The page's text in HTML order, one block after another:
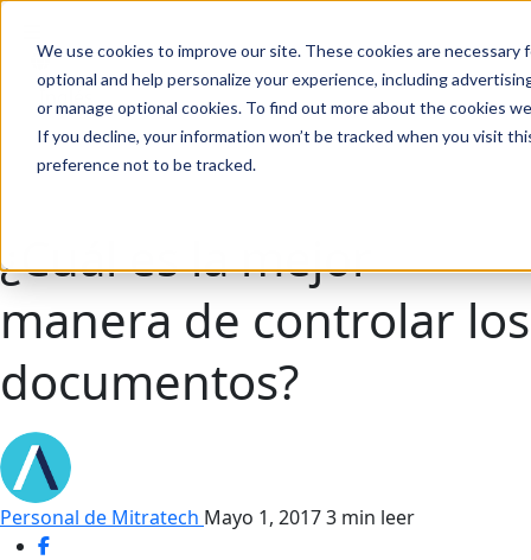
We use cookies to improve our site. These cookies are
optional and help personalize your experience, including
or manage optional cookies. To find out more about the cookies
If you decline, your information won’t be tracked when you visit
preference not to be tracked.
Buscar en
Buscar en
¿Cuál es la mejor
manera de controlar los
documentos?
Personal de Mitratech Mayo 1, 20173 min leer